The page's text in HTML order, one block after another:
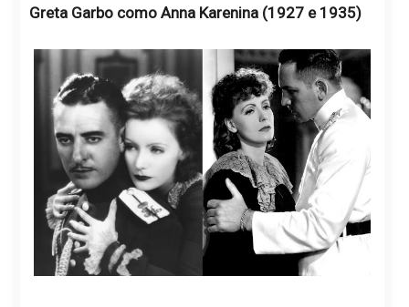
Greta Garbo como Anna Karenina (1927 e 1935)